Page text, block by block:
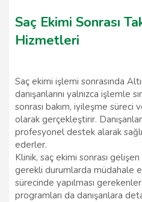
Saç Ekimi Sonrası
Hizmetleri
Saç ekimi işlemi sonrasında
danışanlarını yalnızca işlemle
sonrası bakım, iyileşme süreci
olarak gerçekleştirir.
profesyonel destek alarak
ederler.
Klinik, saç ekimi sonrası
gerekli durumlarda müdahale
sürecinde yapılması
programları da danışanlara